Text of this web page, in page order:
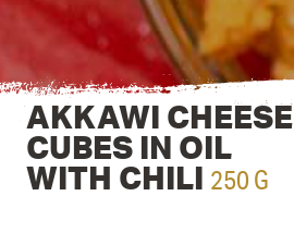
AKKAWI CHEESE
CUBES IN OIL
WITH CHILI 250 G